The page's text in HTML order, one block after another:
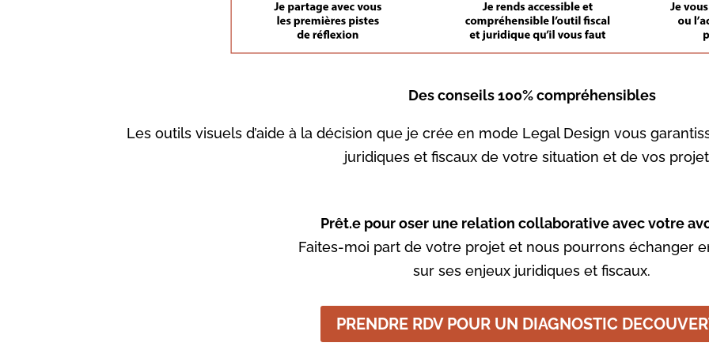
Des conseils 100% compréhensibles
Les outils visuels d’aide à la décision que je crée en mode Legal Design vous
juridiques et fiscaux de votre situation et de vos
Prêt.e pour oser une relation collaborative avec votre
Faites-moi part de votre projet et nous pourrons échanger
sur ses enjeux juridiques et fiscaux.
PRENDRE RDV POUR UN DIAGNOSTIC